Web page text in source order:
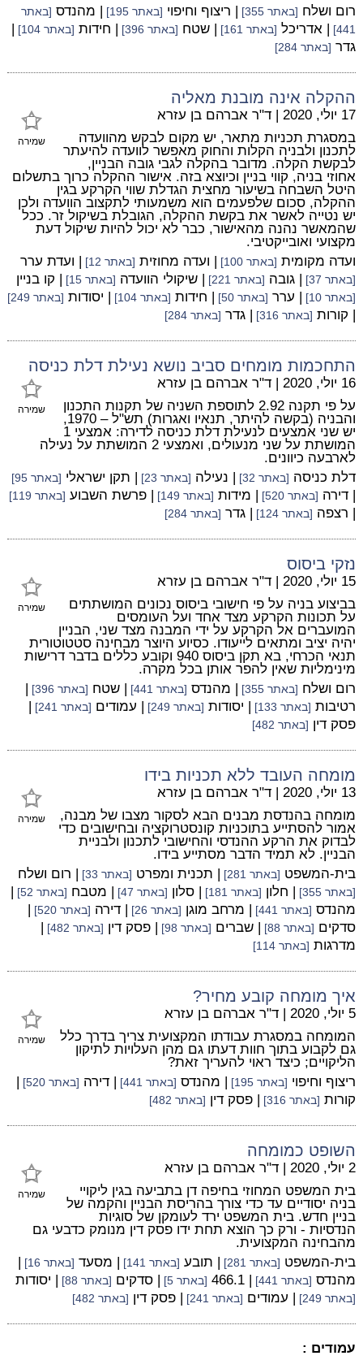
רום ושלח [באתר 355] | ריצוף וחיפוי [באתר 195] | מהנדס [באתר
441]
| אדריכל [באתר 161] | שטח [באתר 396] | חידות [באתר 104]
|
גדר [באתר 284]
ההקלה אינה מובנת מאליה
שמירה
17 יולי, 2020 | ד"ר אברהם בן עזרא
במסגרת תכניות מתאר, יש מקום לבקש מהוועדה
לתכנון ולבניה הקלות והחוק מאפשר לוועדה להיעתר
לבקשת הקלה. מדובר בהקלה לגבי גובה הבניין,
אחוזי בניה, קווי בניין וכיוצא בזה. אישור ההקלה כרוך בתשלום
היטל השבחה בשיעור מחצית הגדלת שווי הקרקע בגין
ההקלה, סכום שלפעמים הוא משמעותי לתקצוב הוועדה ולכן
יש נטייה לאשר את בקשת ההקלה, הגובלת בשיקול זר. ככל
שהמאשר נהנה מהאישור, כבר לא יכול להיות שיקול דעת
מקצועי ואובייקטיבי.
ועדה מקומית [באתר 100] | ועדה מחוזית [באתר 12] | ועדת ערר
[באתר 37] | גובה [באתר 221] | שיקולי הוועדה [באתר 15] | קו בניין
[באתר 10] | ערר [באתר 50] | חידות [באתר 104] | יסודות [באתר 249]
| קורות [באתר 316] | גדר [באתר 284]
התחכמות מומחים סביב נושא נעילת דלת כניסה
שמירה
16 יולי, 2020 | ד"ר אברהם בן עזרא
על פי תקנה 2.92 לתוספת השניה של תקנות התכנון
והבניה (בקשה להיתר, תנאיו ואגרות) תש"ל – 1970,
יש שני אמצעים לנעילת דלת כניסה לדירה: אמצעי 1
המושתת על שני מנעולים, ואמצעי 2 המושתת על נעילה
לארבעה כיוונים.
דלת כניסה [באתר 32] | נעילה [באתר 23] | תקן ישראלי [באתר 95]
| דירה [באתר 520] | מידות [באתר 149] | פרשת השבוע [באתר 119]
| רצפה [באתר 124] | גדר [באתר 284]
נזקי ביסוס
שמירה
15 יולי, 2020 | ד"ר אברהם בן עזרא
בביצוע בניה על פי חישובי ביסוס נכונים המושתתים
על תכונות הקרקע מצד אחד ועל העומסים
המועברים אל הקרקע על ידי המבנה מצד שני, הבניין
יהיה יציב ומתאים לייעודו. כסיוע היוצר מבחינה סטטוטורית
תנאי הכרחי, בא תקן ביסוס 940 וקובע כללים בדבר דרישות
מינימליות שאין להפר אותן בכל מקרה.
רום ושלח [באתר 355] | מהנדס [באתר 441] | שטח [באתר 396]
|
רטיבות [באתר 133] | יסודות [באתר 249] | עמודים [באתר 241]
|
פסק דין [באתר 482]
מומחה העובד ללא תכניות בידו
שמירה
13 יולי, 2020 | ד"ר אברהם בן עזרא
מומחה בהנדסת מבנים הבא לסקור מצבו של מבנה,
אמור להסתייע בתוכניות קונסטרוקציה ובחישובים כדי
לבדוק את הרקע ההנדסי והחישובי לתכנון ולבניית
הבניין. לא תמיד הדבר מסתייע בידו.
בית-המשפט [באתר 281] | תכנית ומפרט [באתר 33] | רום ושלח
[באתר 355] | חלון [באתר 181] | סלון [באתר 47] | מטבח [באתר 52]
|
מהנדס [באתר 441] | מרחב מוגן [באתר 26] | דירה [באתר 520]
|
סדקים [באתר 88] | שברים [באתר 98] | פסק דין [באתר 482]
|
מדרגות [באתר 114]
איך מומחה קובע מחיר?
שמירה
5 יולי, 2020 | ד"ר אברהם בן עזרא
המומחה במסגרת עבודתו המקצועית צריך בדרך כלל
גם לקבוע בתוך חוות דעתו גם מהן העלויות לתיקון
הליקויים; כיצד ראוי להעריך זאת?
ריצוף וחיפוי [באתר 195] | מהנדס [באתר 441] | דירה [באתר 520]
|
קורות [באתר 316] | פסק דין [באתר 482]
השופט כמומחה
שמירה
2 יולי, 2020 | ד"ר אברהם בן עזרא
בית המשפט המחוזי בחיפה דן בתביעה בגין ליקויי
בניה יסודיים עד כדי צורך בהריסת הבניין והקמה של
בניין חדש. בית המשפט ירד לעומקן של סוגיות
הנדסיות - ורק כך הוצא תחת ידו פסק דין מנומק כדבעי גם
מהבחינה המקצועית.
בית-המשפט [באתר 281] | תובע [באתר 141] | מסעד [באתר 16]
|
מהנדס [באתר 441] | 466.1 [באתר 5] | סדקים [באתר 88] | יסודות
[באתר 249] | עמודים [באתר 241] | פסק דין [באתר 482]
עמודים :